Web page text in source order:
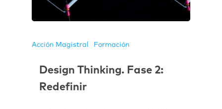
Acción Magistral Formación
Design Thinking. Fase 2:
Redefinir